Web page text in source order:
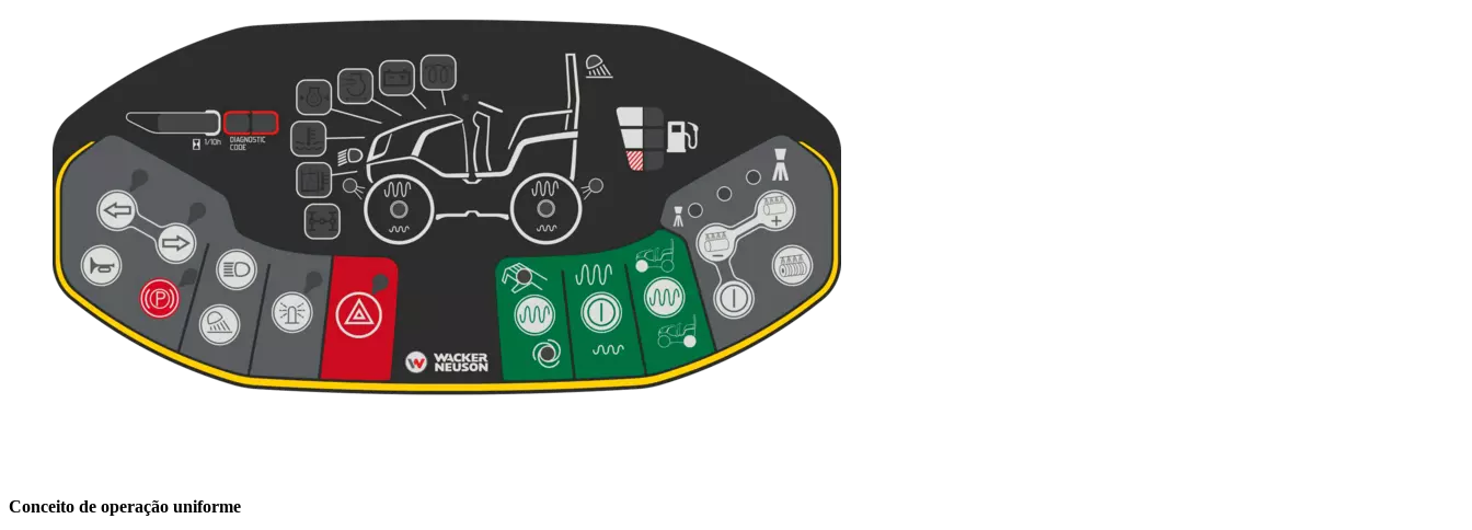
Conceito de operação uniforme